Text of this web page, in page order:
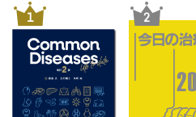
3．調節の光学的変化
4．調節力と調節域
5．調節と輻湊との関係
6．屈折と調節の境界
7．屈折異常眼と調節
1 2